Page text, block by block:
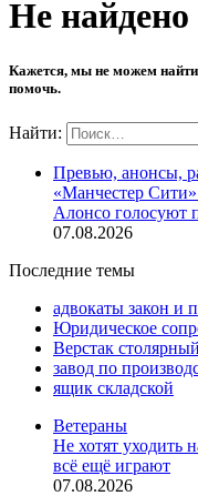
Не найдено
Кажется, мы не можем
помочь.
Найти:
Превью, анонсы,
«Манчестер
Алонсо голосуют
07.08.2026
Последние темы
адвокаты закон и
Юридическое
Верстак столярный
завод по
ящик складской
Ветераны
Не хотят уходить
всё ещё играют
07.08.2026